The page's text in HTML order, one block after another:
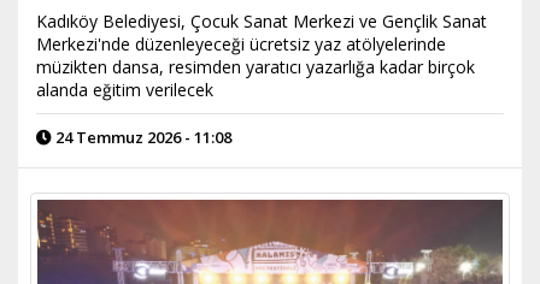
Kadıköy Belediyesi, Çocuk Sanat Merkezi ve Gençlik Sanat
Merkezi'nde düzenleyeceği ücretsiz yaz atölyelerinde
müzikten dansa, resimden yaratıcı yazarlığa kadar birçok
alanda eğitim verilecek
24 Temmuz 2026 - 11:08